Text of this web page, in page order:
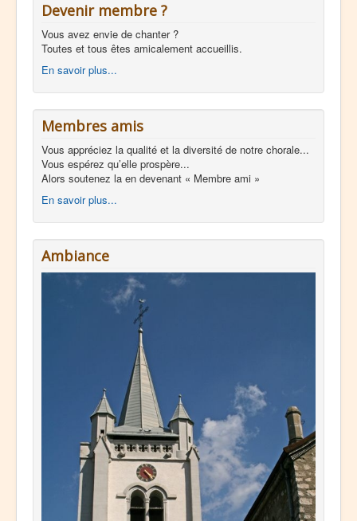
Devenir membre ?
Vous avez envie de chanter ?
Toutes et tous êtes amicalement accueillis.
En savoir plus...
Membres amis
Vous appréciez la qualité et la diversité de notre chorale...
Vous espérez qu’elle prospère...
Alors soutenez la en devenant « Membre ami »
En savoir plus...
Ambiance